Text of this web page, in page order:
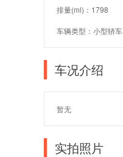
排量(ml)：1798
车辆类型：小型轿车
车况介绍
暂无
实拍照片